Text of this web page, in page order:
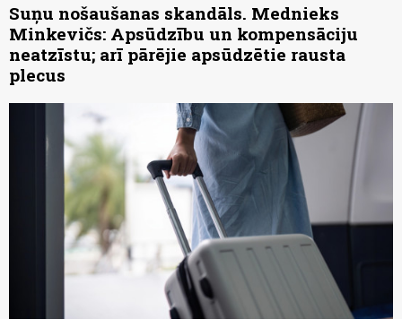
Suņu nošaušanas skandāls. Mednieks
Minkevičs: Apsūdzību un kompensāciju
neatzīstu; arī pārējie apsūdzētie rausta
plecus